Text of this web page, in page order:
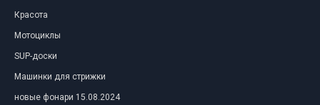
Красота
Мотоциклы
SUP-доски
Машинки для стрижки
новые фонари 15.08.2024